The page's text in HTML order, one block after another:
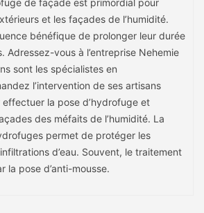
de façade est primordial pour
et les façades de l’humidité.
bénéfique de prolonger leur durée
Adressez-vous à l’entreprise Nehemie
sont les spécialistes en
l’intervention de ses artisans
la pose d’hydrofuge et
des méfaits de l’humidité. La
permet de protéger les
d’eau. Souvent, le traitement
la pose d’anti-mousse.